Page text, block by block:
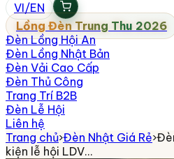
VI/EN
Lồng Đèn Trung Thu 2026
Đèn Lồng Hội An
Đèn Lồng Nhật Bản
Đèn Vải Cao Cấp
Đèn Thủ Công
Trang Trí B2B
Đèn Lễ Hội
Liên hệ
Trang chủ›Đèn Nhật Giá Rẻ›
kiện lễ hội LDV…